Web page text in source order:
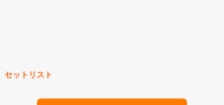
セットリスト